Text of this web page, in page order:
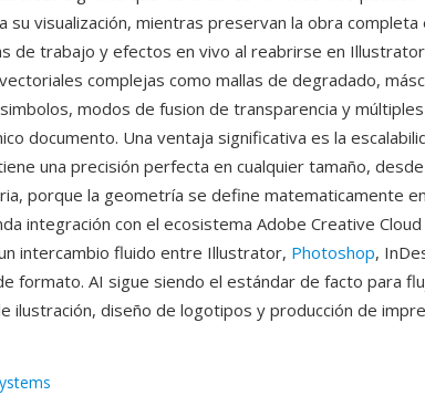
su visualización, mientras preservan la obra
de trabajo y efectos en vivo al reabrirse en
complejas como mallas de degradado,
modos de fusion de transparencia y
documento. Una ventaja significativa es la
una precisión perfecta en cualquier tamaño,
porque la geometría se define matematicamente
integración con el ecosistema Adobe Creative
intercambio fluido entre Illustrator, Photoshop,
formato. AI sigue siendo el estándar de facto para
ilustración, diseño de logotipos y producción de